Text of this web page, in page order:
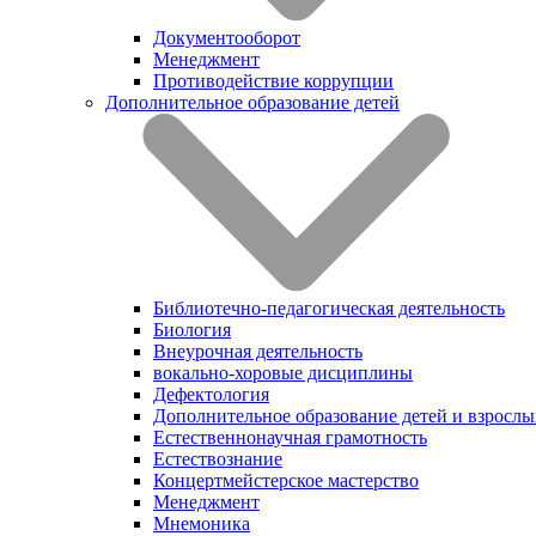
Документооборот
Менеджмент
Противодействие коррупции
Дополнительное образование детей
Библиотечно-педагогическая деятельность
Биология
Внеурочная деятельность
вокально-хоровые дисциплины
Дефектология
Дополнительное образование детей и
Естественнонаучная грамотность
Естествознание
Концертмейстерское мастерство
Менеджмент
Мнемоника